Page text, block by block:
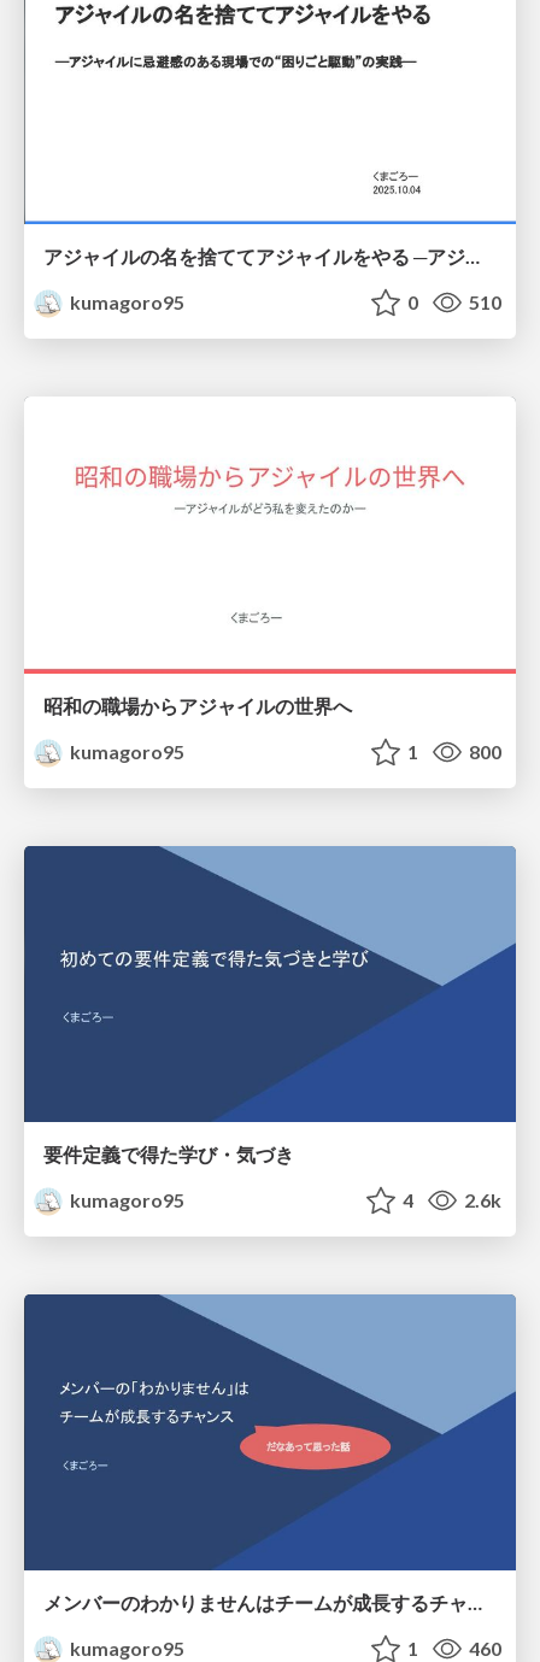
アジャイルの名を捨ててアジャイルをやる ─アジャイルに忌避感のある現場での“困りごと駆動”の実践─
kumagoro95
0 510
昭和の職場からアジャイルの世界へ
kumagoro95
1 800
要件定義で得た学び・気づき
kumagoro95
4 2.6k
メンバーのわかりませんはチームが成長するチャンス.pdf
kumagoro95
1 460